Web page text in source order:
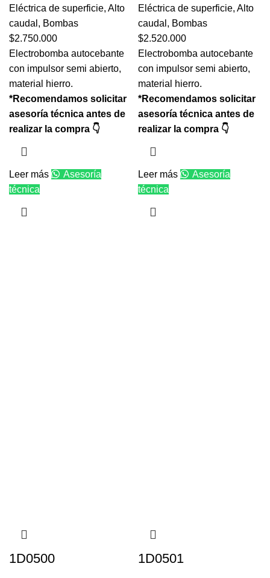
Eléctrica de superficie, Alto
caudal , Bombas
$2.750.000
Electrobomba autocebante
con impulsor semi abierto,
material hierro.
*Recomendamos solicitar
asesoría técnica antes de
realizar la compra 👇
Leer más
Asesoría
técnica
Eléctrica de superficie, Alto
caudal , Bombas
$2.520.000
Electrobomba autocebante
con impulsor semi abierto,
material hierro.
*Recomendamos solicitar
asesoría técnica antes de
realizar la compra 👇
Leer más
Asesoría
técnica
1D0500 1D0501